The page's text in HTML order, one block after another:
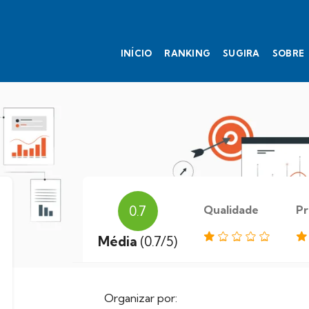
INÍCIO RANKING SUGIRA SOBRE
0.7
Média (0.7/5)
Qualidade
Organizar por: